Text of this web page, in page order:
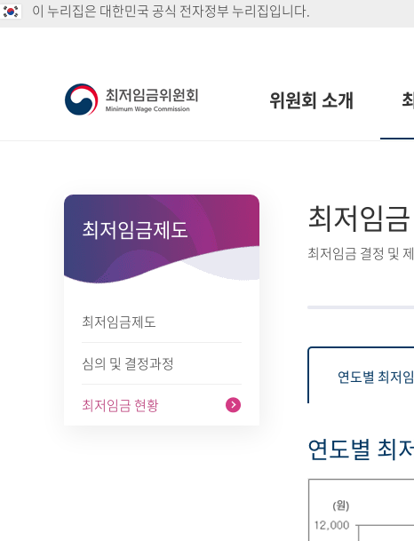
이 누리집은 대한민국 공식 전자정부 누리집입니다.
위원회 소개
최저임금제도
최저임금제도
심의 및 결정과정
최저임금 현황
최저임
최저임금 결정 및
연도별 최저
연도별 최